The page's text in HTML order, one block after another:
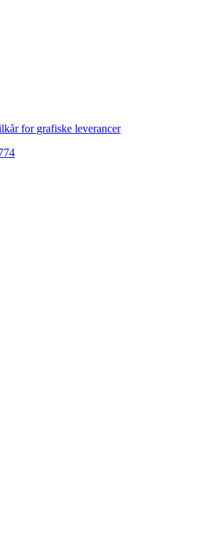
for grafiske leverancer